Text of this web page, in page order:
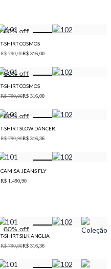
60% off
T-SHIRT COSMOS
R$ 790,00R$ 316,00
60% off
T-SHIRT COSMOS
R$ 790,00R$ 316,00
60% off
T-SHIRT SLOW DANCER
R$ 790,90R$ 316,36
CAMISA JEANS FLY
R$ 1.490,90
60% off
T-SHIRT SILK ANGLIA
R$ 790,90R$ 316,36